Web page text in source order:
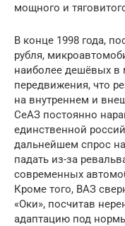
мощного и
В конце 1998 года,
рубля,
наиболее дешёвых в
передвижения, что
на внутреннем и
СеАЗ постоянно
единственной
дальнейшем спрос
падать из-за
современных
Кроме того, ВАЗ
«Оки», посчитав
адаптацию под